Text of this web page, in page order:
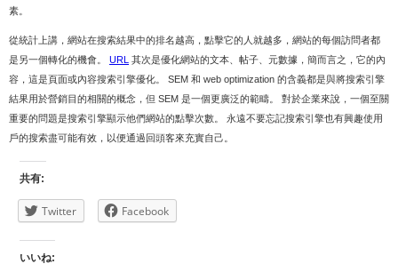
素。
從統計上講，網站在搜索結果中的排名越高，點擊它的人就越多，網站的每個訪問者都
是另一個轉化的機會。 URL
其次是優化網站的文本、帖子、元數據，簡而言之，它的內
容，這是頁面或內容搜索引擎優化。 SEM 和 web optimization 的含義都是與將搜索引擎
結果用於營銷目的相關的概念，但 SEM 是一個更廣泛的範疇。 對於企業來說，一個至關
重要的問題是搜索引擎顯示他們網站的點擊次數。 永遠不要忘記搜索引擎也有興趣使用
戶的搜索盡可能有效，以便通過回頭客來充實自己。
共有:
Twitter Facebook
いいね: